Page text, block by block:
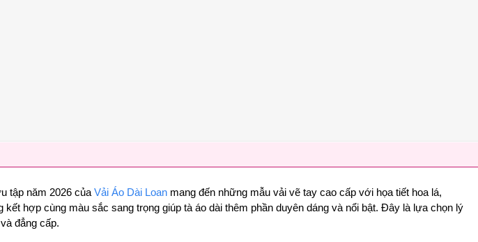
tập năm 2026 của Vải Áo Dài Loan mang đến những mẫu vải vẽ tay cao cấp với họa tiết hoa lá,
hợp cùng màu sắc sang trọng giúp tà áo dài thêm phần duyên dáng và nổi bật. Đây là lựa chọn lý
đẳng cấp.